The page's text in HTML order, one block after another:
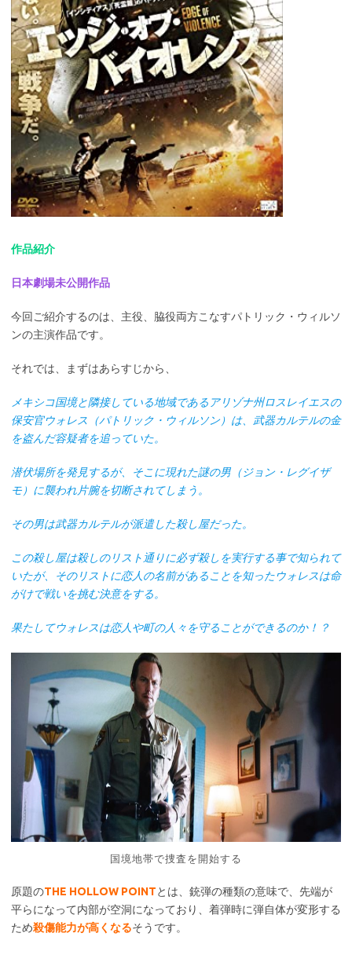
作品紹介
日本劇場未公開作品
今回ご紹介するのは、主役、脇役両方こなすパトリック・ウィルソ
ンの主演作品です。
それでは、まずはあらすじから、
メキシコ国境と隣接している地域であるアリゾナ州ロスレイエスの
保安官ウォレス（パトリック・ウィルソン）は、武器カルテルの金
を盗んだ容疑者を追っていた。
潜伏場所を発見するが、そこに現れた謎の男（ジョン・レグイザ
モ）に襲われ片腕を切断されてしまう。
その男は武器カルテルが派遣した殺し屋だった。
この殺し屋は殺しのリスト通りに必ず殺しを実行する事で知られて
いたが、そのリストに恋人の名前があることを知ったウォレスは命
がけで戦いを挑む決意をする。
果たしてウォレスは恋人や町の人々を守ることができるのか！？
国境地帯で捜査を開始する
原題のTHE HOLLOW POINTとは、銃弾の種類の意味で、先端が
平らになって内部が空洞になっており、着弾時に弾自体が変形する
ため殺傷能力が高くなるそうです。